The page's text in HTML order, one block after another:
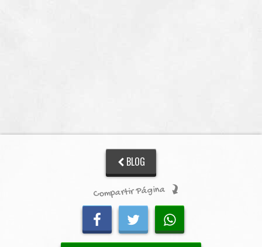
BLOG
Compartir Página